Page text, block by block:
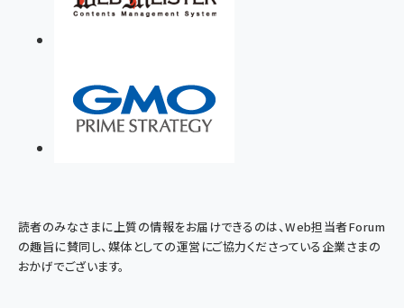
読者のみなさまに上質の情報をお届けできるのは、Web担当者Forum
の趣旨に賛同し、媒体としての運営にご協力くださっている企業さまの
おかげでございます。